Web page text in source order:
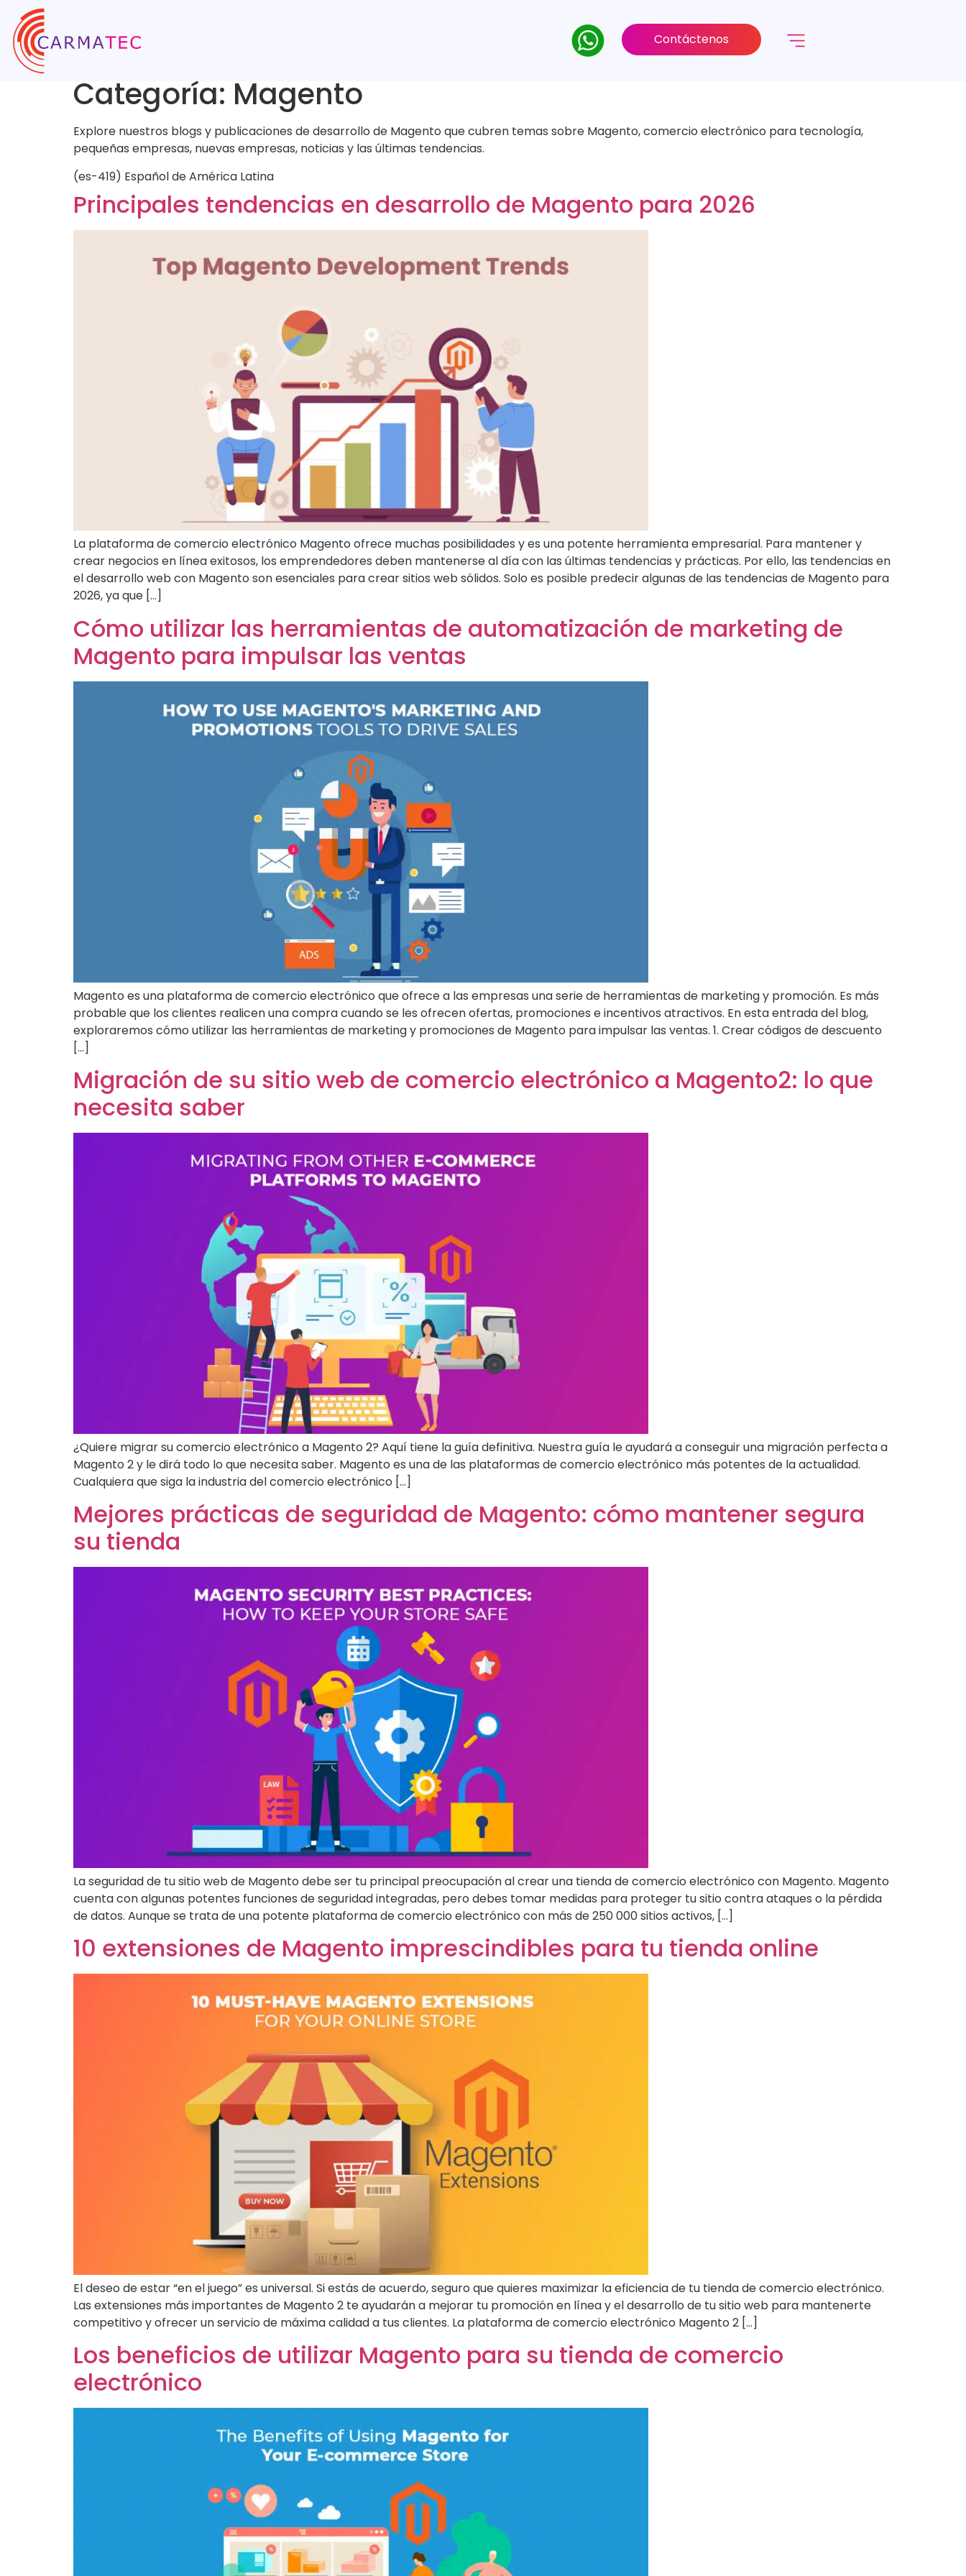
Contáctenos
Categoría: Magento
Explore nuestros blogs y publicaciones de desarrollo de Magento que cubren temas sobre Magento, comercio electrónico para tecnología,
pequeñas empresas, nuevas empresas, noticias y las últimas tendencias.
(es-419) Español de América Latina
Principales tendencias en desarrollo de Magento para 2026
La plataforma de comercio electrónico Magento ofrece muchas posibilidades y es una potente herramienta empresarial. Para mantener y
crear negocios en línea exitosos, los emprendedores deben mantenerse al día con las últimas tendencias y prácticas. Por ello, las tendencias en
el desarrollo web con Magento son esenciales para crear sitios web sólidos. Solo es posible predecir algunas de las tendencias de Magento para
2026, ya que […]
Cómo utilizar las herramientas de automatización de marketing de
Magento para impulsar las ventas
Magento es una plataforma de comercio electrónico que ofrece a las empresas una serie de herramientas de marketing y promoción. Es más
probable que los clientes realicen una compra cuando se les ofrecen ofertas, promociones e incentivos atractivos. En esta entrada del blog,
exploraremos cómo utilizar las herramientas de marketing y promociones de Magento para impulsar las ventas. 1. Crear códigos de descuento
[...]
Migración de su sitio web de comercio electrónico a Magento2: lo que
necesita saber
¿Quiere migrar su comercio electrónico a Magento 2? Aquí tiene la guía definitiva. Nuestra guía le ayudará a conseguir una migración perfecta a
Magento 2 y le dirá todo lo que necesita saber. Magento es una de las plataformas de comercio electrónico más potentes de la actualidad.
Cualquiera que siga la industria del comercio electrónico [...]
Mejores prácticas de seguridad de Magento: cómo mantener segura
su tienda
La seguridad de tu sitio web de Magento debe ser tu principal preocupación al crear una tienda de comercio electrónico con Magento. Magento
cuenta con algunas potentes funciones de seguridad integradas, pero debes tomar medidas para proteger tu sitio contra ataques o la pérdida
de datos. Aunque se trata de una potente plataforma de comercio electrónico con más de 250 000 sitios activos, […]
10 extensiones de Magento imprescindibles para tu tienda online
El deseo de estar “en el juego” es universal. Si estás de acuerdo, seguro que quieres maximizar la eficiencia de tu tienda de comercio electrónico.
Las extensiones más importantes de Magento 2 te ayudarán a mejorar tu promoción en línea y el desarrollo de tu sitio web para mantenerte
competitivo y ofrecer un servicio de máxima calidad a tus clientes. La plataforma de comercio electrónico Magento 2 […]
Los beneficios de utilizar Magento para su tienda de comercio
electrónico